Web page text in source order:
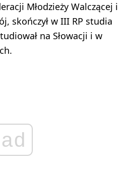
Młodzieży Walczącej i
skończył w III RP studia
na Słowacji i w
ad